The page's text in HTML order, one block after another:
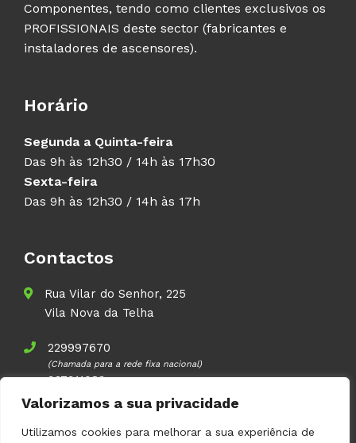
Valorizamos a sua privacidade
Utilizamos cookies para melhorar a sua experiência de
Componentes, tendo como clientes exclusivos os
PROFISSIONAIS deste sector (fabricantes e
instaladores de ascensores).
Horário
Segunda a Quinta-feira
Das 9h às 12h30 / 14h às 17h30
Sexta-feira
Das 9h às 12h30 / 14h às 17h
Contactos
Rua Vilar do Senhor, 225
Vila Nova da Telha
229997670
(Chamada para a rede fixa nacional)
937911083
(Chamada para a rede móvel nacional)
geral@volupal.pt